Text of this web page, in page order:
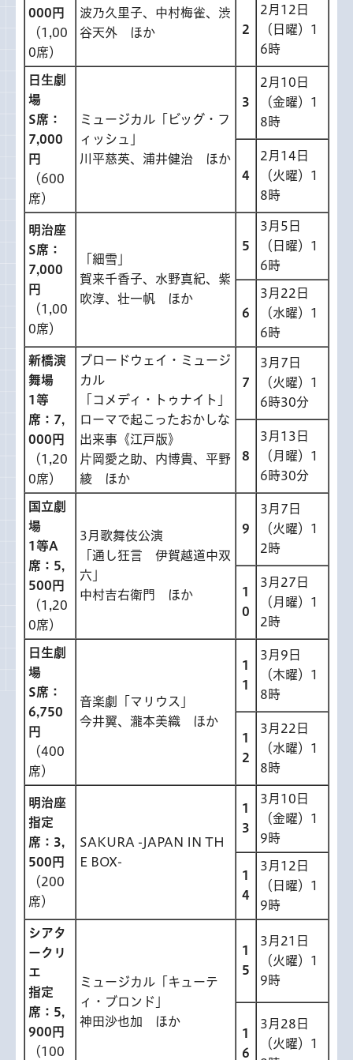
000円
（1,00
0席）
波乃久里子、中村梅雀、渋
谷天外 ほか
2
2月12日
（日曜）1
6時
日生劇
場
S席：
7,000
円
（600
席）
ミュージカル「ビッグ・フ
ィッシュ」
川平慈英、浦井健治 ほか
3
2月10日
（金曜）1
8時
4
2月14日
（火曜）1
8時
明治座
S席：
7,000
円
（1,00
0席）
「細雪」
賀来千香子、水野真紀、紫
吹淳、壮一帆 ほか
5
3月5日
（日曜）1
6時
6
3月22日
（水曜）1
6時
新橋演
舞場
1等
席：7,
000円
（1,20
0席）
ブロードウェイ・ミュージ
カル
「コメディ・トゥナイト」
ローマで起こったおかしな
出来事《江戸版》
片岡愛之助、内博貴、平野
綾 ほか
7
3月7日
（火曜）1
6時30分
8
3月13日
（月曜）1
6時30分
国立劇
場
1等A
席：5,
500円
（1,20
0席）
3月歌舞伎公演
「通し狂言 伊賀越道中双
六」
中村吉右衛門 ほか
9
3月7日
（火曜）1
2時
1
0
3月27日
（月曜）1
2時
日生劇
場
S席：
6,750
円
（400
席）
音楽劇「マリウス」
今井翼、瀧本美織 ほか
1
1
3月9日
（木曜）1
8時
1
2
3月22日
（水曜）1
8時
明治座
指定
席：3,
500円
（200
席）
SAKURA -JAPAN IN TH
E BOX-
1
3
3月10日
（金曜）1
9時
1
4
3月12日
（日曜）1
9時
シアタ
ークリ
エ
指定
席：5,
900円
（100
ミュージカル「キューテ
ィ・ブロンド」
神田沙也加 ほか
1
5
3月21日
（火曜）1
9時
1
6
3月28日
（火曜）1